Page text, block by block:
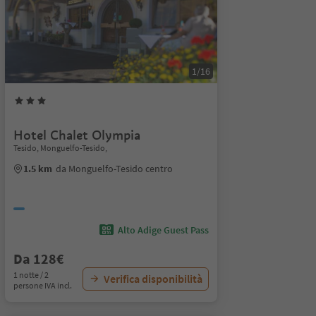
1/16
Hotel Chalet Olympia
Tesido, Monguelfo-Tesido,
1.5 km da Monguelfo-Tesido centro
Alto Adige Guest Pass
Da 128€
1 notte / 2
persone IVA incl.
Verifica disponibilità